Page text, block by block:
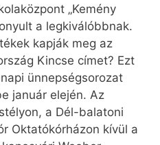
„Kemény
a legkiválóbbnak.
kapják meg az
Kincse címet? Ezt
ünnepségsorozat
január elején. Az
a Dél-balatoni
Oktatókórházon kívül a